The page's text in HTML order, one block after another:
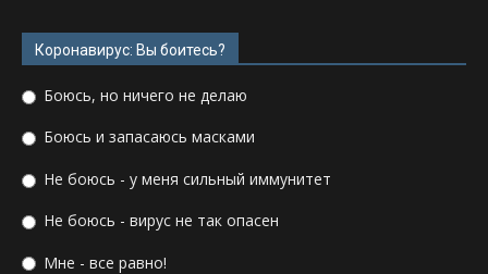
Коронавирус: Вы боитесь?
Боюсь, но ничего не делаю
Боюсь и запасаюсь масками
Не боюсь - у меня сильный иммунитет
Не боюсь - вирус не так опасен
Мне - все равно!